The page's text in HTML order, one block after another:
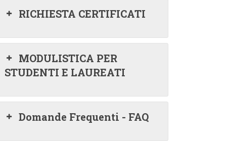
RICHIESTA CERTIFICATI
MODULISTICA PER
STUDENTI E LAUREATI
Domande Frequenti - FAQ